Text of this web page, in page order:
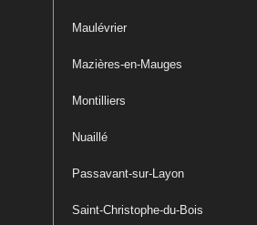
Maulévrier
Mazières-en-Mauges
Montilliers
Nuaillé
Passavant-sur-Layon
Saint-Christophe-du-Bois